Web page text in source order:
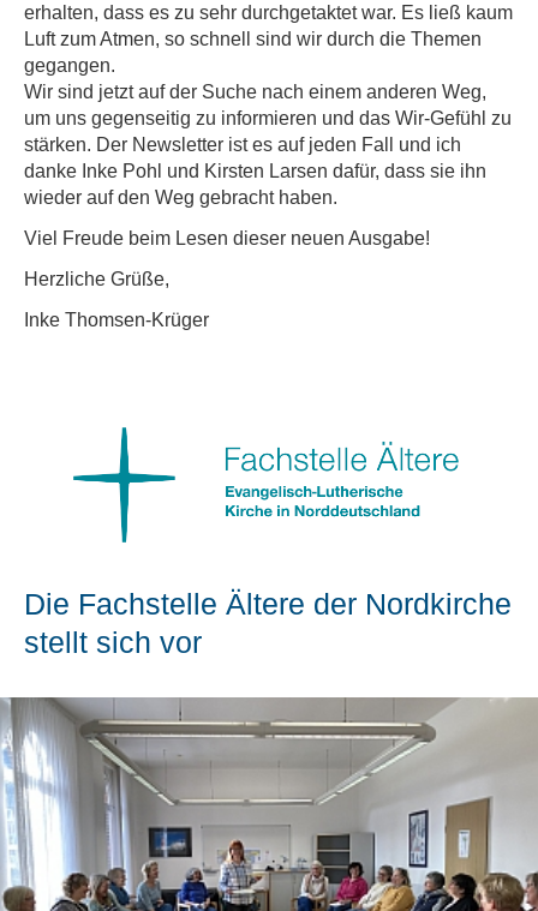
erhalten, dass es zu sehr durchgetaktet war. Es ließ kaum
Luft zum Atmen, so schnell sind wir durch die Themen
gegangen.
Wir sind jetzt auf der Suche nach einem anderen Weg,
um uns gegenseitig zu informieren und das Wir-Gefühl zu
stärken. Der Newsletter ist es auf jeden Fall und ich
danke Inke Pohl und Kirsten Larsen dafür, dass sie ihn
wieder auf den Weg gebracht haben.
Viel Freude beim Lesen dieser neuen Ausgabe!
Herzliche Grüße,
Inke Thomsen-Krüger
Die Fachstelle Ältere der Nordkirche
stellt sich vor